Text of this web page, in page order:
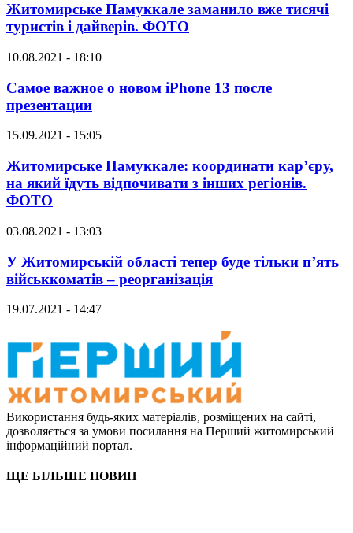
Житомирське Памуккале заманило вже тисячі
туристів і дайверів. ФОТО
10.08.2021 - 18:10
Самое важное о новом iPhone 13 после
презентации
15.09.2021 - 15:05
Житомирське Памуккале: координати кар’єру,
на який їдуть відпочивати з інших регіонів.
ФОТО
03.08.2021 - 13:03
У Житомирській області тепер буде тільки п’ять
військкоматів – реорганізація
19.07.2021 - 14:47
Використання будь-яких матеріалів, розміщених на сайті,
дозволяється за умови посилання на Перший житомирський
інформаційний портал.
ЩЕ БІЛЬШЕ НОВИН